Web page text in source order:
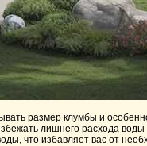
размер клумбы и
лишнего расхода
что избавляет вас от